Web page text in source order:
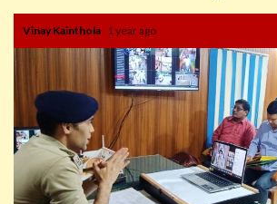
Vinay Kainthola 1 year ago